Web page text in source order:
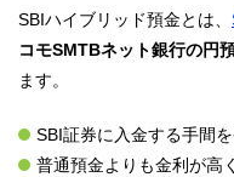
SBIハイブリッド預金とは、
コモSMTBネット銀行の円
ます。
SBI証券に入金する手間
普通預金よりも金利が高